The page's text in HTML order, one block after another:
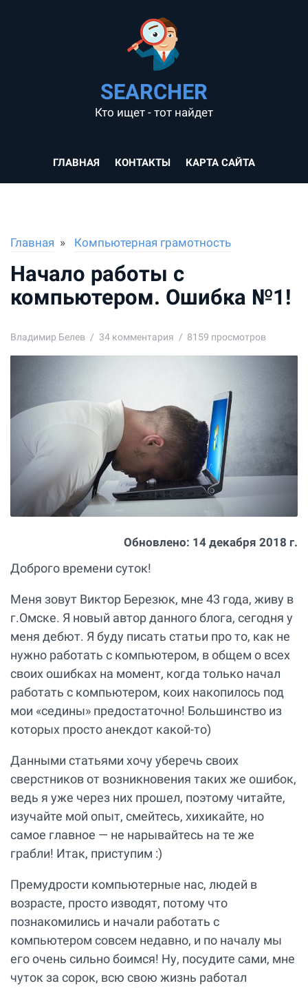
SEARCHER
Кто ищет - тот найдет
ГЛАВНАЯ КОНТАКТЫ КАРТА САЙТА
Главная Компьютерная грамотность
Начало работы с
компьютером. Ошибка №1!
Владимир Белев 34комментария 8159 просмотров
Обновлено: 14 декабря 2018 г.
Доброго времени суток!
Меня зовут Виктор Березюк, мне 43 года, живу в
г.Омске. Я новый автор данного блога, сегодня у
меня дебют. Я буду писать статьи про то, как не
нужно работать с компьютером, в общем о всех
своих ошибках на момент, когда только начал
работать с компьютером, коих накопилось под
мои «седины» предостаточно! Большинство из
которых просто анекдот какой-то)
Данными статьями хочу уберечь своих
сверстников от возникновения таких же ошибок,
ведь я уже через них прошел, поэтому читайте,
изучайте мой опыт, смейтесь, хихикайте, но
самое главное — не нарывайтесь на те же
грабли! Итак, приступим :)
Премудрости компьютерные нас, людей в
возрасте, просто изводят, потому что
познакомились и начали работать с
компьютером совсем недавно, и по началу мы
его очень сильно боимся! Ну, посудите сами, мне
чуток за сорок, всю свою жизнь работал